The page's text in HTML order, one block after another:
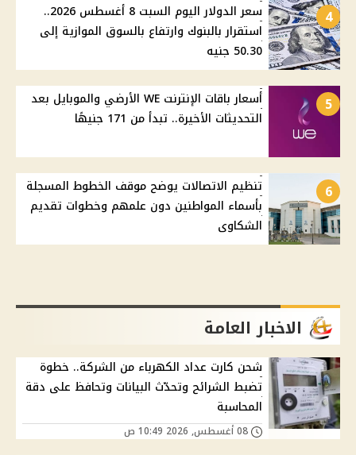
4
سعر الدولار اليوم السبت 8 أغسطس 2026..
استقرار بالبنوك وارتفاع بالسوق الموازية إلى
50.30 جنيه
5
أسعار باقات الإنترنت WE الأرضي والموبايل بعد
التحديثات الأخيرة.. تبدأ من 171 جنيهًا
6
تنظيم الاتصالات يوضح موقف الخطوط المسجلة
بأسماء المواطنين دون علمهم وخطوات تقديم
الشكاوى
الاخبار العامة
شحن كارت عداد الكهرباء من الشركة.. خطوة
تضبط الشرائح وتحدّث البيانات وتحافظ على دقة
المحاسبة